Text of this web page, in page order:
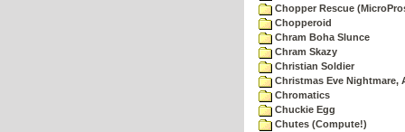
Chopper Rescue
Chopperoid
Chram Boha Slunce
Chram Skazy
Christian Soldier
Christmas Eve Nightmare,
Chromatics
Chuckie Egg
Chutes (Compute!)